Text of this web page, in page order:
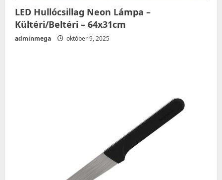
LED Hullócsillag Neon Lámpa –
Kültéri/Beltéri – 64x31cm
adminmega október 9, 2025